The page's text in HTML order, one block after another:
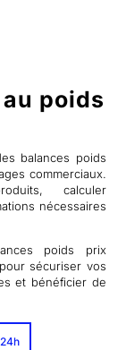
poids
balances poids
commerciaux.
calculer
nécessaires
poids prix
sécuriser vos
et bénéficier de